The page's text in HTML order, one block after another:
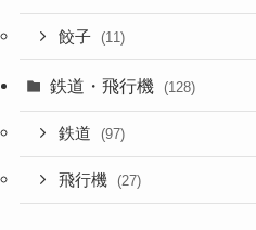
餃子 (11)
鉄道・飛行機 (128)
鉄道 (97)
飛行機 (27)